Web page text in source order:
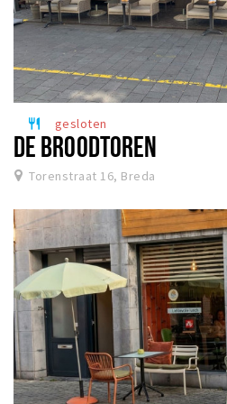
restaurant gesloten
DE BROODTOREN
Torenstraat 16, Breda